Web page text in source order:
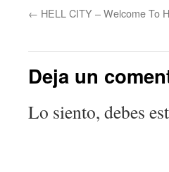
← HELL CITY – Welcome To
Deja un
Lo siento, debes